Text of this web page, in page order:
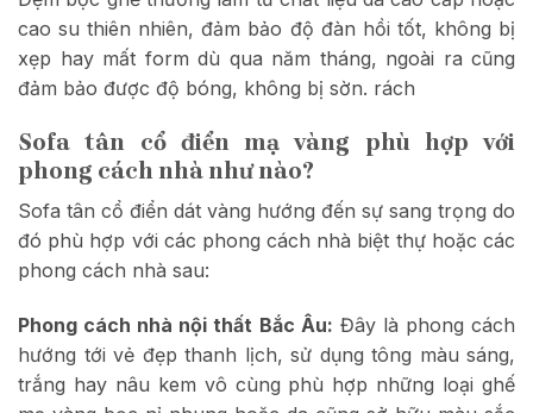
cao su thiên nhiên, đảm bảo độ đàn hồi tốt, không bị
xẹp hay mất form dù qua năm tháng, ngoài ra cũng
đảm bảo được độ bóng, không bị sờn. rách
Sofa tân cổ điển mạ vàng phù hợp với
phong cách nhà như nào?
Sofa tân cổ điển dát vàng hướng đến sự sang trọng do
đó phù hợp với các phong cách nhà biệt thự hoặc các
phong cách nhà sau:
Phong cách nhà nội thất Bắc Âu: Đây là phong cách
hướng tới vẻ đẹp thanh lịch, sử dụng tông màu sáng,
trắng hay nâu kem vô cùng phù hợp những loại ghế